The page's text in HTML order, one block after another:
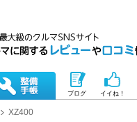
ブログ イイね！
XZ400